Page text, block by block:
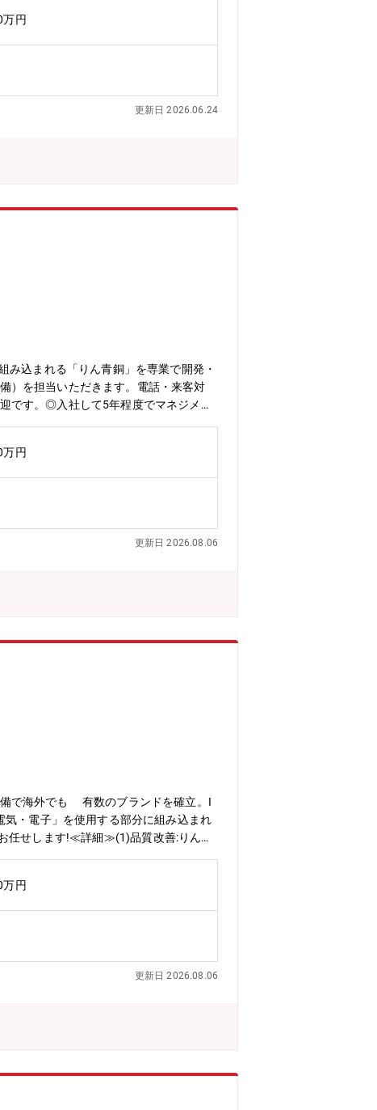
材メーカーです。・トヨタ・ホンダな
究しています。磁性材料などの物質材料
株)、安全工業(株)(韓国)、Rane Engin
万円
更新日 2026.06.24
み込まれる「りん青銅」を専業で開発・
）を担当いただきます。電話・来客対
です。◎入社して5年程度でマネジメン
うポジションとして、将来的にはマネ
めていただき、将来的には課長としてチ
品質材料の開発で他社と差別化。最新鋭
品やスマホ用の電子部品の素材として
円
更新日 2026.08.06
備で海外でも 有数のブランドを確立。I
・電子」を使用する部分に組み込まれ
任せします!≪詳細≫(1)品質改善:りん青
インかつ専業メーカーこそのノウハウの
在籍。
円
更新日 2026.08.06